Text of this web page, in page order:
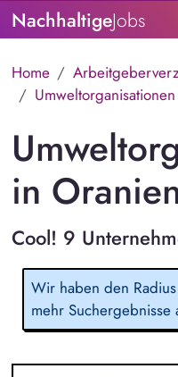
NachhaltigeJobs
Home
Umweltorganisationen
in
Cool! 9
Wir haben den
mehr Suchergebnisse